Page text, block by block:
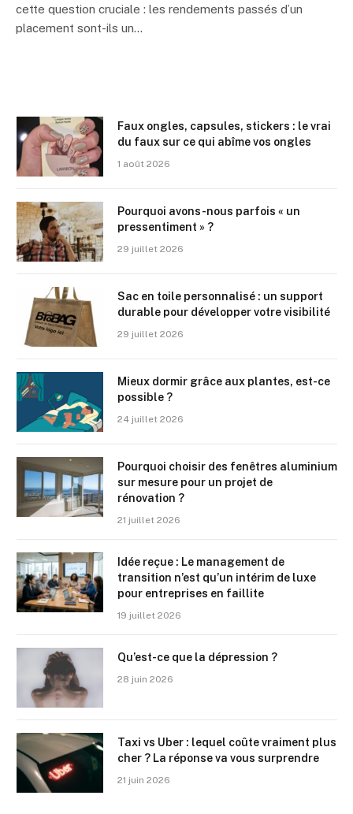
cette question cruciale : les rendements passés d’un
placement sont-ils un…
Faux ongles, capsules, stickers : le vrai
du faux sur ce qui abîme vos ongles
1 août 2026
Pourquoi avons-nous parfois « un
pressentiment » ?
29 juillet 2026
Sac en toile personnalisé : un support
durable pour développer votre visibilité
29 juillet 2026
Mieux dormir grâce aux plantes, est-ce
possible ?
24 juillet 2026
Pourquoi choisir des fenêtres aluminium
sur mesure pour un projet de
rénovation ?
21 juillet 2026
Idée reçue : Le management de
transition n’est qu’un intérim de luxe
pour entreprises en faillite
19 juillet 2026
Qu’est-ce que la dépression ?
28 juin 2026
Taxi vs Uber : lequel coûte vraiment plus
cher ? La réponse va vous surprendre
21 juin 2026